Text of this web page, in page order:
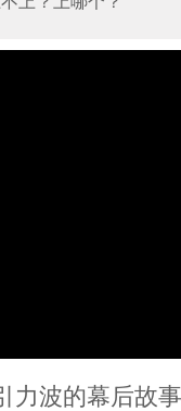
力波的幕后故事